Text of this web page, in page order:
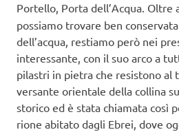
Portello, Porta dell’Acqua. Oltre
possiamo trovare ben
dell’acqua, restiamo però nei
interessante, con il suo arco a
pilastri in pietra che resistono al
versante orientale della collina
storico ed è stata chiamata così
rione abitato dagli Ebrei, dove